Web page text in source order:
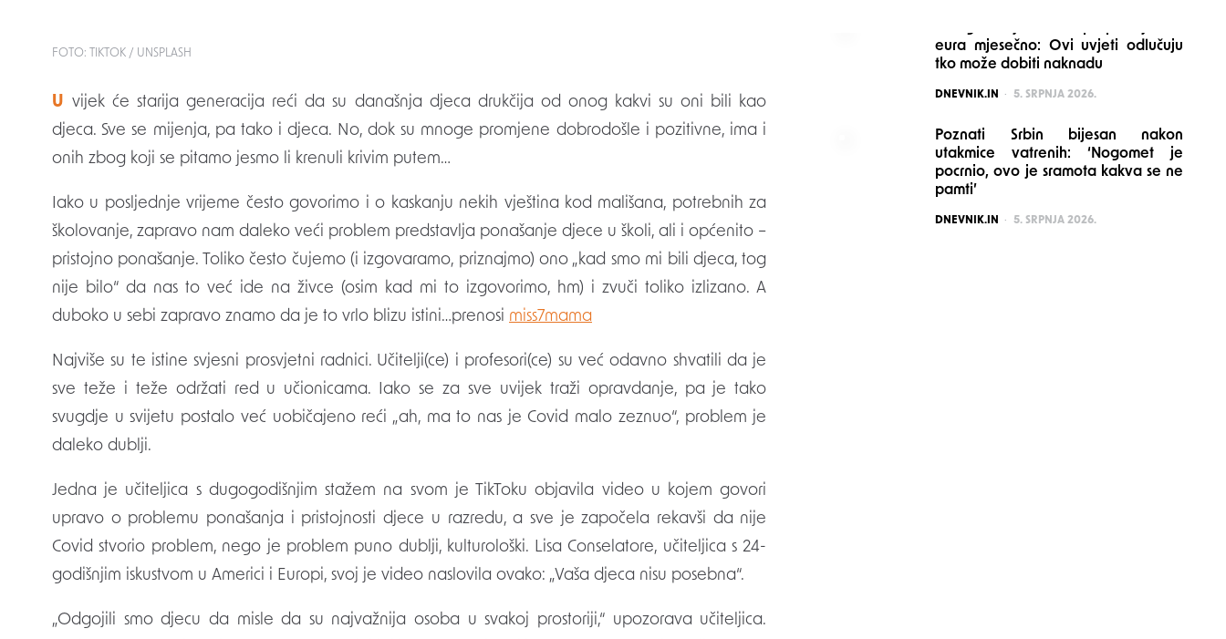
FOTO: TIKTOK / UNSPLASH
Uvijek će starija generacija reći da su današnja djeca drukčija od onog kakvi su oni bili kao
djeca. Sve se mijenja, pa tako i djeca. No, dok su mnoge promjene dobrodošle i pozitivne, ima i
onih zbog koji se pitamo jesmo li krenuli krivim putem…
Iako u posljednje vrijeme često govorimo i o kaskanju nekih vještina kod mališana, potrebnih za
školovanje, zapravo nam daleko veći problem predstavlja ponašanje djece u školi, ali i općenito –
pristojno ponašanje. Toliko često čujemo (i izgovaramo, priznajmo) ono „kad smo mi bili djeca, tog
nije bilo“ da nas to već ide na živce (osim kad mi to izgovorimo, hm) i zvuči toliko izlizano. A
duboko u sebi zapravo znamo da je to vrlo blizu istini…prenosi miss7mama
Najviše su te istine svjesni prosvjetni radnici. Učitelji(ce) i profesori(ce) su već odavno shvatili da je
sve teže i teže održati red u učionicama. Iako se za sve uvijek traži opravdanje, pa je tako
svugdje u svijetu postalo već uobičajeno reći „ah, ma to nas je Covid malo zeznuo“, problem je
daleko dublji.
Jedna je učiteljica s dugogodišnjim stažem na svom je TikToku objavila video u kojem govori
upravo o problemu ponašanja i pristojnosti djece u razredu, a sve je započela rekavši da nije
Covid stvorio problem, nego je problem puno dublji, kulturološki. Lisa Conselatore, učiteljica s 24-
godišnjim iskustvom u Americi i Europi, svoj je video naslovila ovako: „Vaša djeca nisu posebna“.
„Odgojili smo djecu da misle da su najvažnija osoba u svakoj prostoriji,“ upozorava učiteljica.
eura mjesečno: Ovi uvjeti odlučuju
tko može dobiti naknadu
POSTED
DNEVNIK.IN 5. SRPNJA 2026.
Poznati Srbin bijesan nakon
utakmice vatrenih: ‘Nogomet je
pocrnio, ovo je sramota kakva se ne
pamti’
POSTED
DNEVNIK.IN 5. SRPNJA 2026.